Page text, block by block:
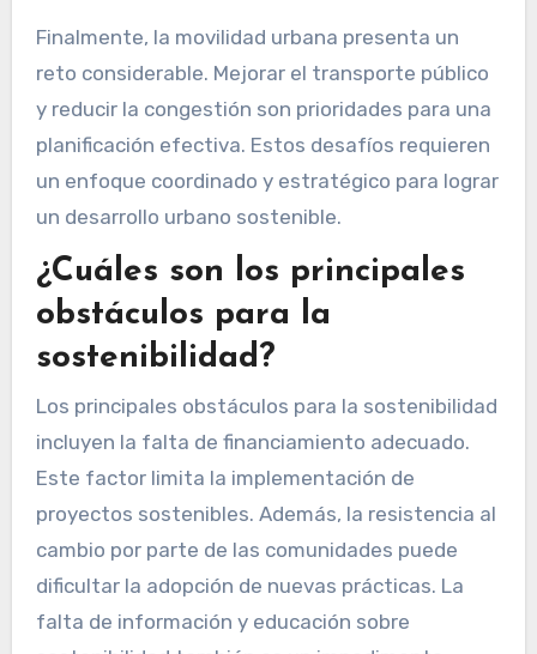
Finalmente, la movilidad urbana presenta un
reto considerable. Mejorar el transporte público
y reducir la congestión son prioridades para una
planificación efectiva. Estos desafíos requieren
un enfoque coordinado y estratégico para lograr
un desarrollo urbano sostenible.
¿Cuáles son los principales
obstáculos para la
sostenibilidad?
Los principales obstáculos para la sostenibilidad
incluyen la falta de financiamiento adecuado.
Este factor limita la implementación de
proyectos sostenibles. Además, la resistencia al
cambio por parte de las comunidades puede
dificultar la adopción de nuevas prácticas. La
falta de información y educación sobre